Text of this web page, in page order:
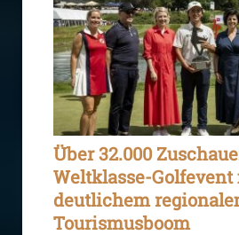
Über 32.000
Weltklasse-
deutlichem
Tourismusboom